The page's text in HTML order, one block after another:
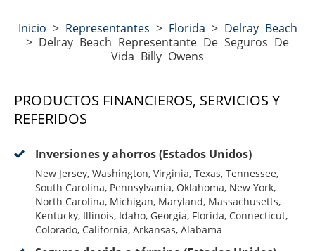
Inicio > Representantes > Florida > Delray Beach
> Delray Beach Representante De Seguros De
Vida Billy Owens
PRODUCTOS FINANCIEROS, SERVICIOS Y
REFERIDOS
Inversiones y ahorros (Estados Unidos)
New Jersey, Washington, Virginia, Texas, Tennessee,
South Carolina, Pennsylvania, Oklahoma, New York,
North Carolina, Michigan, Maryland, Massachusetts,
Kentucky, Illinois, Idaho, Georgia, Florida, Connecticut,
Colorado, California, Arkansas, Alabama